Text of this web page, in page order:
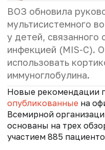
ВОЗ обновила
мультисистемного
у детей, связанного
инфекцией (MIS-C).
использовать
иммуноглобулина.
Новые рекомендации
опубликованные на
Всемирной
основаны на трех
участием 885